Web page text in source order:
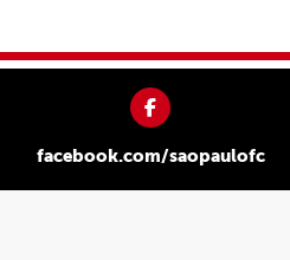
facebook.com/saopaulofc